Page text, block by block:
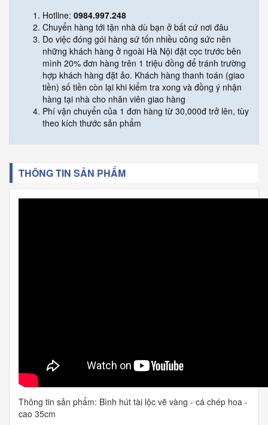
Hotline: 0984.997.248
Chuyển hàng tới tận nhà dù bạn ở bất cứ nơi đâu
Do việc đóng gói hàng sứ tốn nhiều công sức nên
những khách hàng ở ngoài Hà Nội đặt cọc trước bên
mình 20% đơn hàng trên 1 triệu đồng để tránh trường
hợp khách hàng đặt ảo. Khách hàng thanh toán (giao
tiền) số tiền còn lại khi kiểm tra xong và đồng ý nhận
hàng tại nhà cho nhân viên giao hàng
Phí vận chuyển của 1 đơn hàng từ 30,000đ trở lên, tùy
theo kích thước sản phẩm
THÔNG TIN SẢN PHẨM
Thông tin sản phẩm: Bình hút tài lộc vẽ vàng - cá chép hoa -
cao 35cm